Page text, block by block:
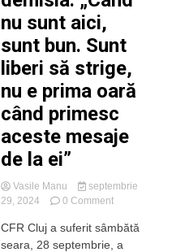
nu sunt aici,
sunt bun. Sunt
liberi să strige,
nu e prima oară
când primesc
aceste mesaje
de la ei”
Vasile Manu
septembrie
29, 2024
0 Commenton
Petrescu,
după
CFR Cluj a suferit sâmbătă
seara, 28 septembrie, a